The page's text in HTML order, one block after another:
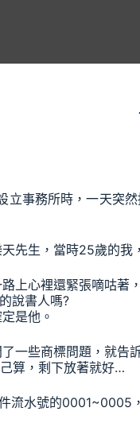
立事務所時，一天突
先生，當時25歲的
上心裡還緊張嘀咕著
說書人嗎?
是他。
一些商標問題，就
算，剩下放著就好…
流水號的0001~0005